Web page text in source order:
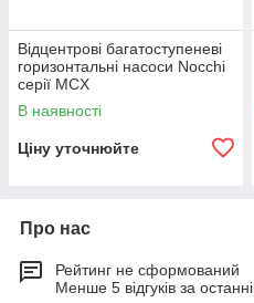
Відцентрові багатоступеневі
горизонтальні насоси Nocchi
серії MCX
В наявності
Ціну уточнюйте
Про нас
Рейтинг не сформований
Менше 5 відгуків за